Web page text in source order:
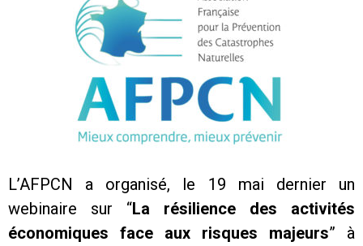
L’AFPCN a organisé, le 19 mai dernier un
webinaire sur “La résilience des activités
économiques face aux risques majeurs” à